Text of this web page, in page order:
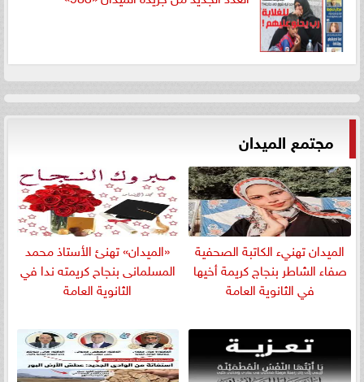
مجتمع الميدان
الميدان تهنيء الكاتبة الصحفية
صفاء الشاطر بنجاج كريمة أخيها
في الثانوية العامة
«الميدان» تهنئ الأستاذ محمد
المسلمانى بنجاح كريمته ندا في
الثانوية العامة